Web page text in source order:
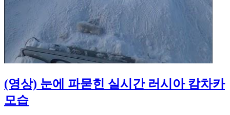
(영상) 눈에 파묻힌 실시간 러시아 캄차카
모습